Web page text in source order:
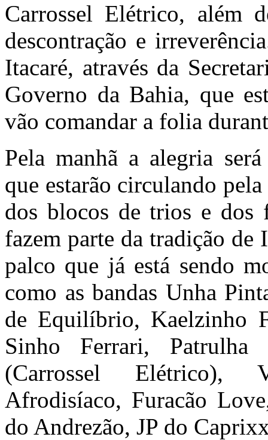
Carrossel Elétrico, além
descontração e
Itacaré, através da
Governo da Bahia, que
vão comandar a folia
Pela manhã a alegria
que estarão circulando
dos blocos de trios e dos
fazem parte da tradição de
palco que já está sendo
como as bandas Unha
de Equilíbrio, Kaelzinho
Sinho Ferrari, Patrulha
(Carrossel Elétrico),
Afrodisíaco, Furacão
do Andrezão, JP do